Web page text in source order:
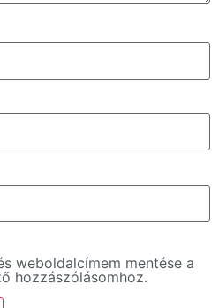
weboldalcímem mentése a
hozzászólásomhoz.